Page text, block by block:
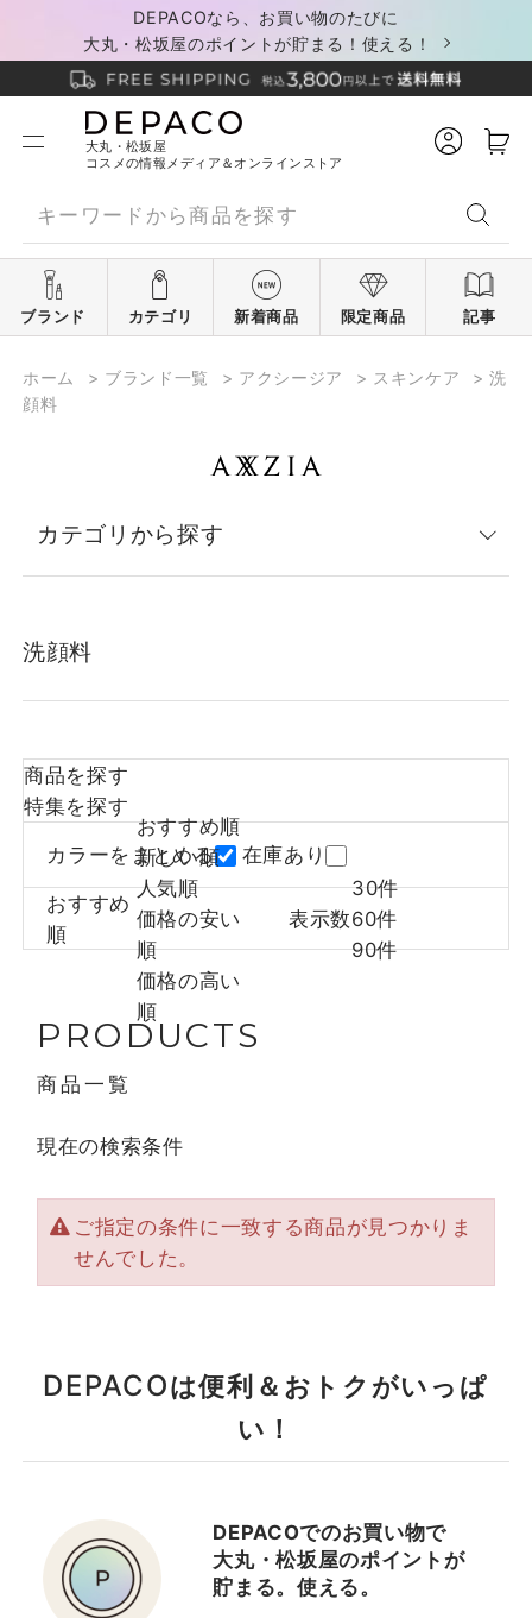
DEPACOなら、お買い物のたびに
大丸・松坂屋のポイントが貯まる！使える！
大丸・松坂屋
コスメの情報メディア＆オンラインストア
ブランド カテゴリ 新着商品 限定商品 記事
ホーム > ブランド一覧 > アクシージア > スキンケア >洗
顔料
カテゴリから探す
洗顔料
商品を探す
特集を探す
カラーをまとめる 在庫あり
おすすめ
順
おすすめ順
新しい順
人気順
価格の安い
順
価格の高い
順
表示数
30件
60件
90件
PRODUCTS
商品一覧
現在の検索条件
ご指定の条件に一致する商品が見つかりま
せんでした。
DEPACOは便利＆おトクがいっぱ
い！
DEPACOでのお買い物で
大丸・松坂屋のポイントが
貯まる。使える。